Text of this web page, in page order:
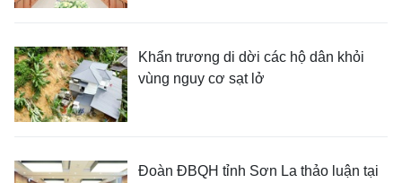
Khẩn trương di dời các hộ dân khỏi
vùng nguy cơ sạt lở
Đoàn ĐBQH tỉnh Sơn La thảo luận tại